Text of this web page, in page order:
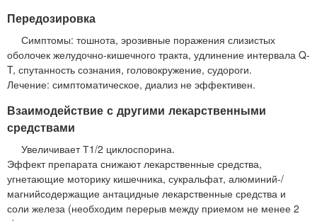
Передозировка
Симптомы: тошнота, эрозивные поражения слизистых
оболочек желудочно-кишечного тракта, удлинение интервала Q-
T, спутанность сознания, головокружение, судороги.
Лечение: симптоматическое, диализ не эффективен.
Взаимодействие с другими лекарственными
средствами
Увеличивает Т1/2 циклоспорина.
Эффект препарата снижают лекарственные средства,
угнетающие моторику кишечника, сукральфат, алюминий-/
магнийсодержащие антацидные лекарственные средства и
соли железа (необходим перерыв между приемом не менее 2